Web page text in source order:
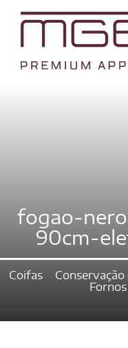
fogao-
90cm-
Coifas Conservação
Fornos